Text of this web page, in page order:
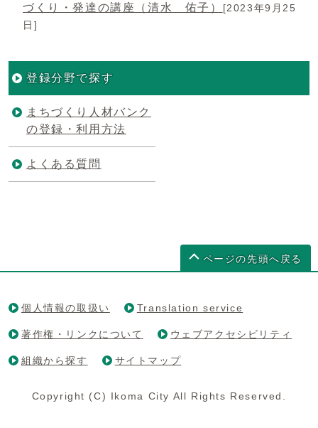
づくり・発達の講座（清水 佑子）
[2023年9月25
日]
登録分野で探す
まちづくり人材バンク
の登録・利用方法
よくある質問
ページの先頭へ戻る
個人情報の取扱い Translation service
著作権・リンクについて ウェブアクセシビリティ
組織から探す サイトマップ
Copyright (C) Ikoma City All Rights Reserved.